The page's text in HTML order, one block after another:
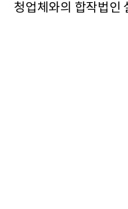
청업체와의 합작법인